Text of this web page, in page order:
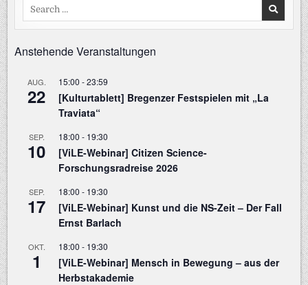
Search
Anstehende Veranstaltungen
AUG.
22
15:00 -23:59
[Kulturtablett] Bregenzer Festspielen mit „La
Traviata“
SEP.
10
18:00 - 19:30
[ViLE-Webinar] Citizen Science-
Forschungsradreise 2026
SEP.
17
18:00 - 19:30
[ViLE-Webinar] Kunst und die NS-Zeit – Der Fall
Ernst Barlach
OKT.
1
18:00 - 19:30
[ViLE-Webinar] Mensch in Bewegung – aus der
Herbstakademie